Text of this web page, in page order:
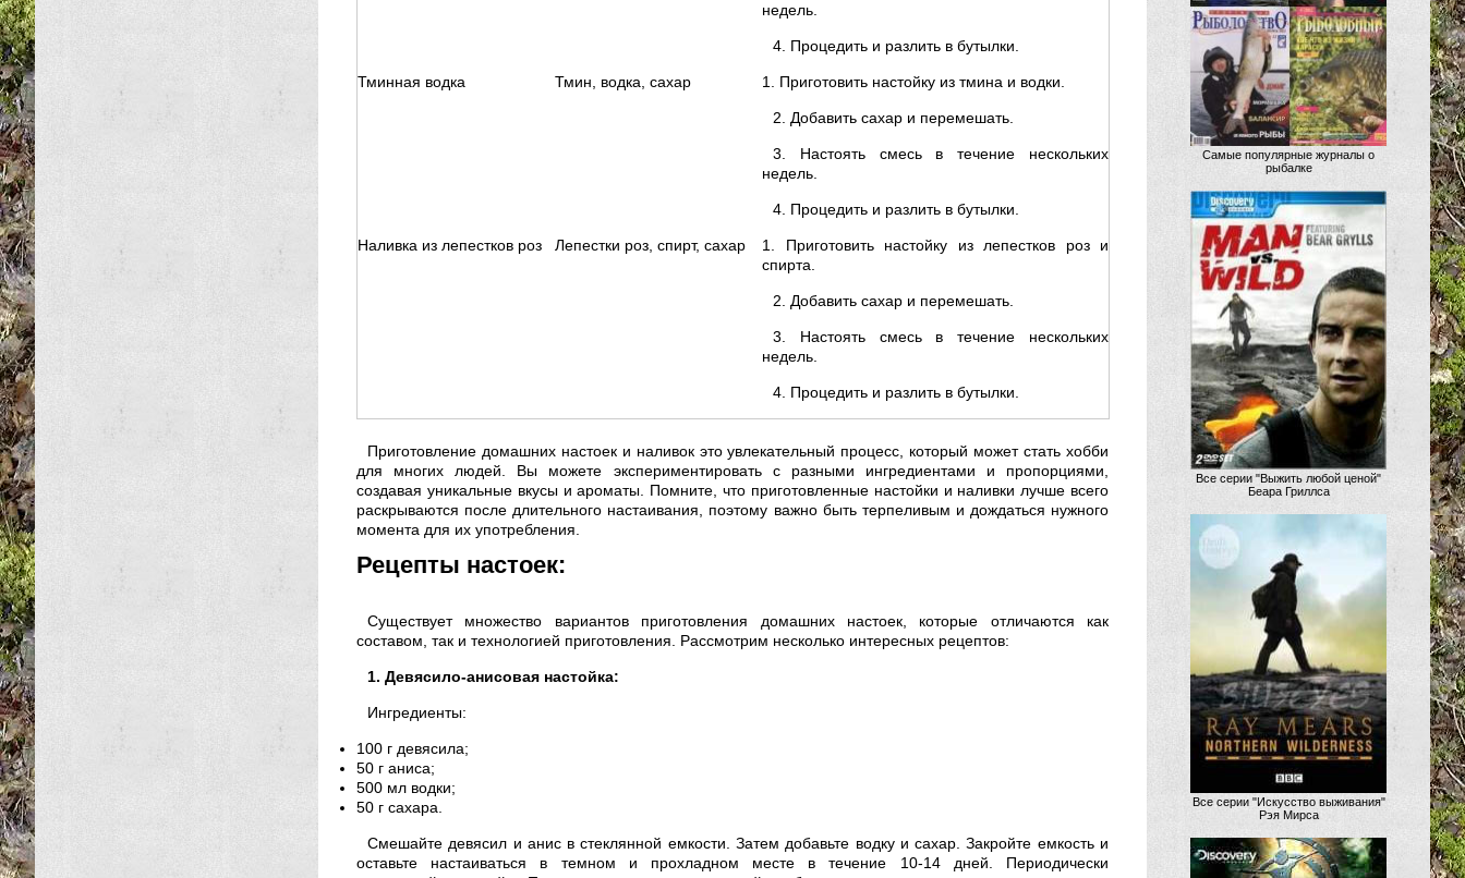
недель.
4. Процедить и разлить в бутылки.
Тминная водка Тмин, водка, сахар 1. Приготовить настойку из тмина и водки.
2. Добавить сахар и перемешать.
3. Настоять смесь в течение нескольких
недель.
4. Процедить и разлить в бутылки.
Наливка из лепестков роз Лепестки роз, спирт, сахар
1. Приготовить настойку из лепестков роз и
спирта.
2. Добавить сахар и перемешать.
3. Настоять смесь в течение нескольких
недель.
4. Процедить и разлить в бутылки.
Приготовление домашних настоек и наливок это увлекательный процесс, который может стать хобби
для многих людей. Вы можете экспериментировать с разными ингредиентами и пропорциями,
создавая уникальные вкусы и ароматы. Помните, что приготовленные настойки и наливки лучше всего
раскрываются после длительного настаивания, поэтому важно быть терпеливым и дождаться нужного
момента для их употребления.
Рецепты настоек:
Существует множество вариантов приготовления домашних настоек, которые отличаются как
составом, так и технологией приготовления. Рассмотрим несколько интересных рецептов:
1. Девясило-анисовая настойка:
Ингредиенты:
100 г девясила;
50 г аниса;
500 мл водки;
50 г сахара.
Смешайте девясил и анис в стеклянной емкости. Затем добавьте водку и сахар. Закройте емкость и
оставьте настаиваться в темном и прохладном месте в течение 10-14 дней. Периодически
Самые популярные журналы о
рыбалке
Все серии "Выжить любой ценой"
Беара Гриллса
Все серии "Искусство выживания"
Рэя Мирса